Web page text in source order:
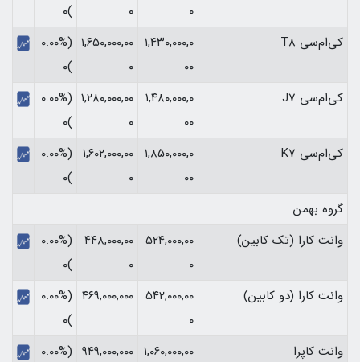
۰
۰
)۰
کی‌ام‌سی T8
۱,۴۳۰,۰۰۰,۰
۰۰
۱,۶۵۰,۰۰۰,۰۰
۰
(۰.۰۰%
)۰
کی‌ام‌سی J7
۱,۴۸۰,۰۰۰,۰
۰۰
۱,۲۸۰,۰۰۰,۰۰
۰
(۰.۰۰%
)۰
کی‌ام‌سی K7
۱,۸۵۰,۰۰۰,۰
۰۰
۱,۶۰۲,۰۰۰,۰۰
۰
(۰.۰۰%
)۰
گروه بهمن
وانت کارا (تک کابین)
۵۲۴,۰۰۰,۰۰
۰
۴۴۸,۰۰۰,۰۰
۰
(۰.۰۰%
)۰
وانت کارا (دو کابین)
۵۴۲,۰۰۰,۰۰
۰
۴۶۹,۰۰۰,۰۰۰
(۰.۰۰%
)۰
وانت کاپرا
۱,۰۶۰,۰۰۰,۰۰ ۹۴۹,۰۰۰,۰۰۰
(۰.۰۰%